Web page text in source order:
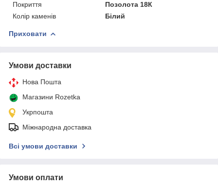
Покриття
Позолота 18К
Колір каменів
Білий
Приховати
Умови доставки
Нова Пошта
Магазини Rozetka
Укрпошта
Міжнародна доставка
Всі умови доставки
Умови оплати